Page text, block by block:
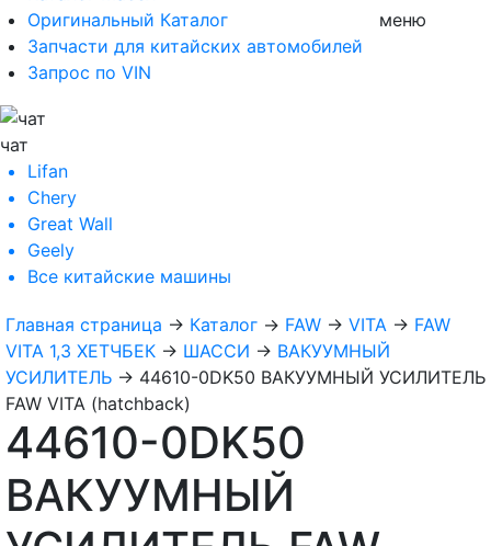
Оригинальный Каталог
Запчасти для китайских автомобилей
Запрос по VIN
меню
чат
Lifan
Chery
Great Wall
Geely
Все китайские машины
Главная страница → Каталог → FAW → VITA → FAW
VITA 1,3 ХЕТЧБЕК → ШАССИ → ВАКУУМНЫЙ
УСИЛИТЕЛЬ → 44610-0DK50 ВАКУУМНЫЙ УСИЛИТЕЛЬ
FAW VITA (hatchback)
44610-0DK50
ВАКУУМНЫЙ